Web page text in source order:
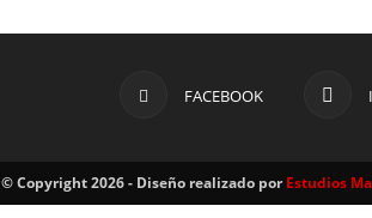
FACEBOOK
© Copyright 2026 - Diseño realizado porEstudios